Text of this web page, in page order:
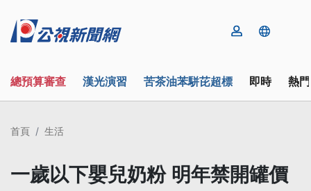
總預算審查 漢光演習 苦茶油苯駢芘超標 即時 熱
首頁 生活
一歲以下嬰兒奶粉 明年禁開罐價